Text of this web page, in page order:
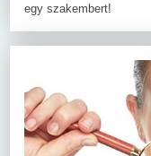
egy szakembert!